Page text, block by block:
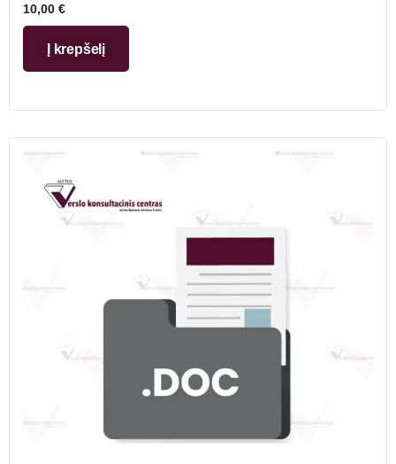
10,00 €
Į krepšelį